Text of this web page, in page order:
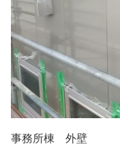
事務所棟 外壁